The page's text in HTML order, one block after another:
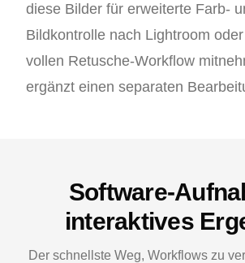
diese Bilder für erweiterte Farb-
Bildkontrolle nach Lightroom
vollen Retusche-Workflow
ergänzt einen separaten
Software-
interaktives
Der schnellste Weg, Workflows zu